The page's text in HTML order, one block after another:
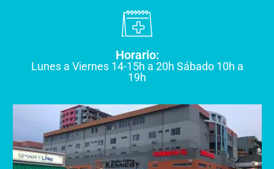
Horario:
Lunes a Viernes 14-15h a 20h Sábado 10h a
19h